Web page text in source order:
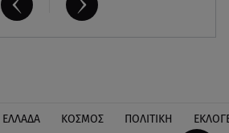
ΕΛΛΑΔΑ ΚΟΣΜΟΣ ΠΟΛΙΤΙΚΗ